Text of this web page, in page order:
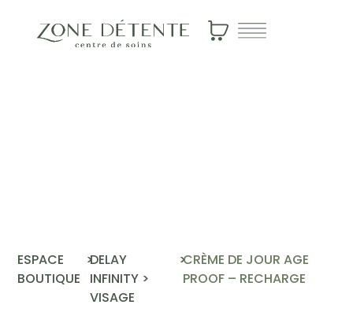
ESPACE
BOUTIQUE
>DELAY
INFINITY >
VISAGE
>CRÈME DE JOUR AGE
PROOF – RECHARGE